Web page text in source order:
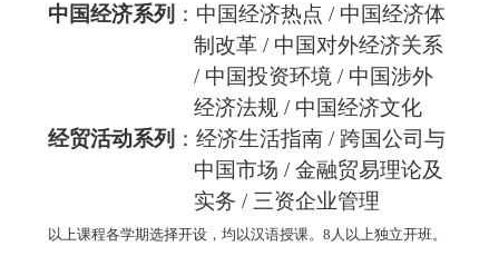
中国经济系列 ：中国经济热点 / 中国经济体
制改革/ 中国对外经济关系
/ 中国投资环境/ 中国涉外
经济法规/ 中国经济文化
经贸活动系列 ：经济生活指南/ 跨国公司与
中国市场 /金融贸易理论及
实务 / 三资企业管理
以上课程各学期选择开设，均以汉语授课。 8 人以上独立开班。